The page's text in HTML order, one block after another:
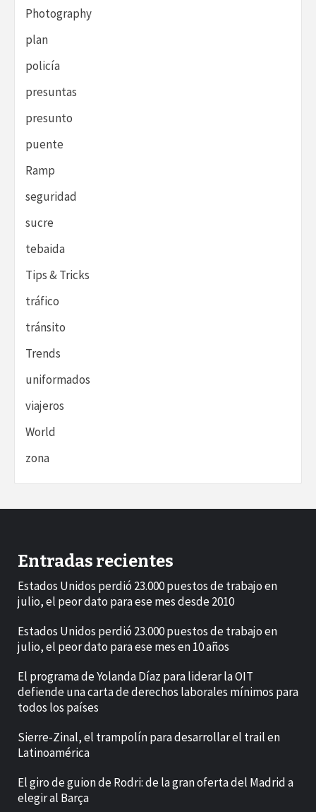
Photography
plan
policía
presuntas
presunto
puente
Ramp
seguridad
sucre
tebaida
Tips & Tricks
tráfico
tránsito
Trends
uniformados
viajeros
World
zona
Entradas recientes
Estados Unidos perdió 23.000 puestos de trabajo en
julio, el peor dato para ese mes desde 2010
Estados Unidos perdió 23.000 puestos de trabajo en
julio, el peor dato para ese mes en 10 años
El programa de Yolanda Díaz para liderar la OIT
defiende una carta de derechos laborales mínimos para
todos los países
Sierre-Zinal, el trampolín para desarrollar el trail en
Latinoamérica
El giro de guion de Rodri: de la gran oferta del Madrid a
elegir al Barça